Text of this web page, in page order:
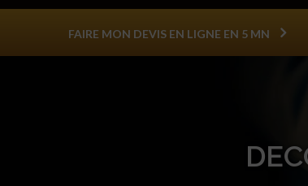
FAIRE MON DEVIS EN LIGNE EN 5 MN